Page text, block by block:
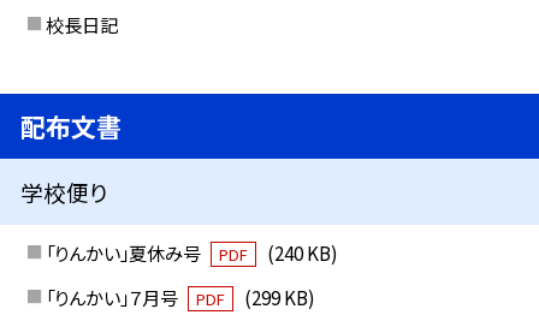
校長日記
配布文書
学校便り
「りんかい」夏休み号 PDF
(240 KB)
「りんかい」７月号
PDF
(299 KB)